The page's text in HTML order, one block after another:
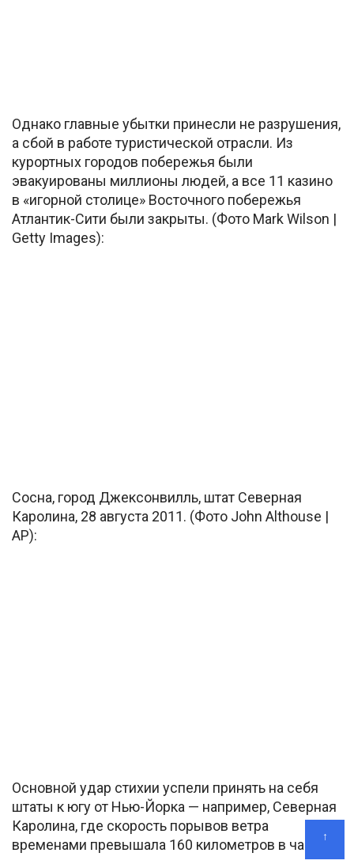
Однако главные убытки принесли не разрушения,
а сбой в работе туристической отрасли. Из
курортных городов побережья были
эвакуированы миллионы людей, а все 11 казино
в «игорной столице» Восточного побережья
Атлантик-Сити были закрыты. (Фото Mark Wilson |
Getty Images):
Сосна, город Джексонвилль, штат Северная
Каролина, 28 августа 2011. (Фото John Althouse |
AP):
Основной удар стихии успели принять на себя
штаты к югу от Нью-Йорка — например, Северная
Каролина, где скорость порывов ветра
временами превышала 160 километров в час.
↑